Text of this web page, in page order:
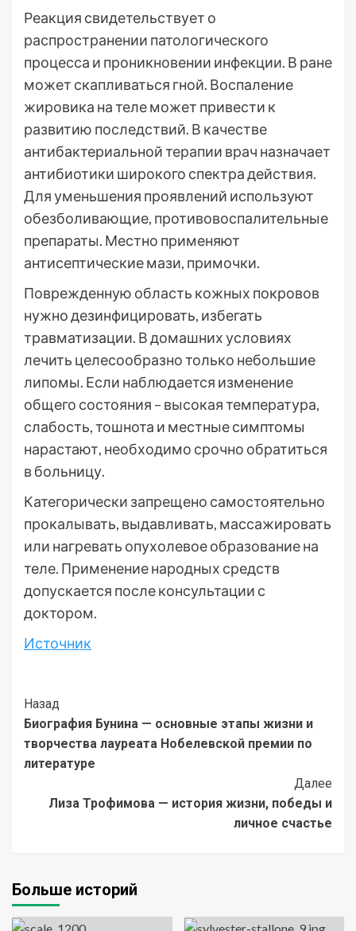
Реакция свидетельствует о
распространении патологического
процесса и проникновении инфекции. В ране
может скапливаться гной. Воспаление
жировика на теле может привести к
развитию последствий. В качестве
антибактериальной терапии врач назначает
антибиотики широкого спектра действия.
Для уменьшения проявлений используют
обезболивающие, противовоспалительные
препараты. Местно применяют
антисептические мази, примочки.
Поврежденную область кожных покровов
нужно дезинфицировать, избегать
травматизации. В домашних условиях
лечить целесообразно только небольшие
липомы. Если наблюдается изменение
общего состояния – высокая температура,
слабость, тошнота и местные симптомы
нарастают, необходимо срочно обратиться
в больницу.
Категорически запрещено самостоятельно
прокалывать, выдавливать, массажировать
или нагревать опухолевое образование на
теле. Применение народных средств
допускается после консультации с
доктором.
Источник
Post
Navigation
Назад
Биография Бунина — основные этапы жизни и
творчества лауреата Нобелевской премии по
литературе
Далее
Лиза Трофимова — история жизни, победы и
личное счастье
Больше историй